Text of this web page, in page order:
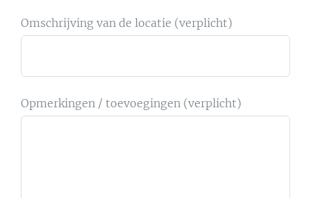
Omschrijving van de locatie (verplicht)
Opmerkingen / toevoegingen (verplicht)